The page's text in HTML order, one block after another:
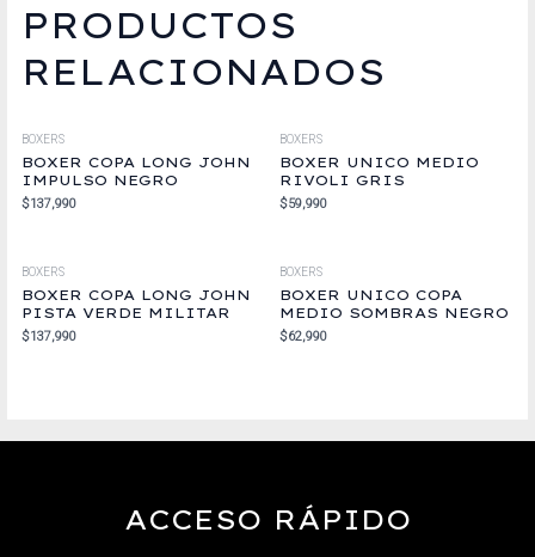
PRODUCTOS
RELACIONADOS
BOXERS
BOXER COPA LONG JOHN
IMPULSO NEGRO
$137,990
BOXERS
BOXER UNICO MEDIO
RIVOLI GRIS
$59,990
BOXERS
BOXER COPA LONG JOHN
PISTA VERDE MILITAR
$137,990
BOXERS
BOXER UNICO COPA
MEDIO SOMBRAS NEGRO
$62,990
ACCESO RÁPIDO